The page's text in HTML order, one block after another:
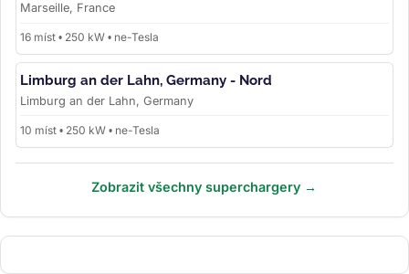
Marseille, France
16 míst • 250 kW • ne-Tesla
Limburg an der Lahn, Germany - Nord
Limburg an der Lahn, Germany
10 míst • 250 kW • ne-Tesla
Zobrazit všechny superchargery →